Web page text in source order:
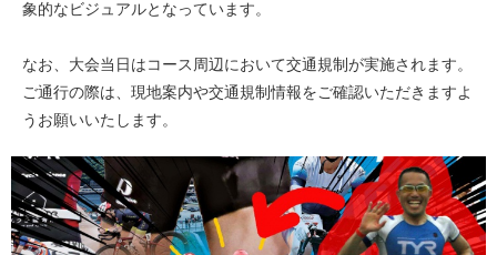
象的なビジュアルとなっています。
なお、大会当日はコース周辺において交通規制が実施されます。
ご通行の際は、現地案内や交通規制情報をご確認いただきますよ
うお願いいたします。